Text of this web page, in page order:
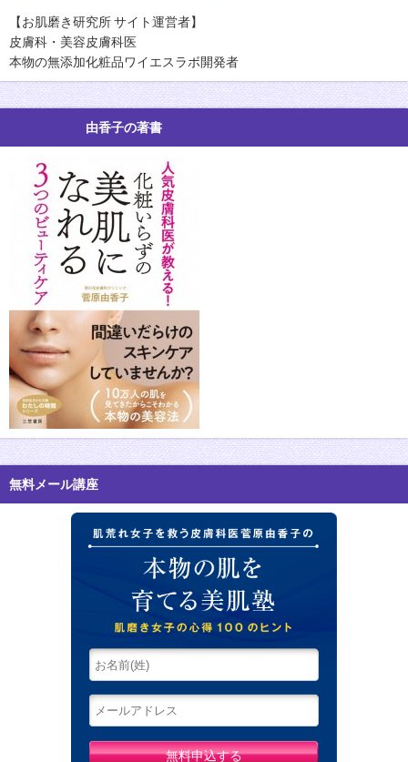
【お肌磨き研究所 サイト運営者】
皮膚科・美容皮膚科医
本物の無添加化粧品ワイエスラボ開発者
由香子の著書
無料メール講座